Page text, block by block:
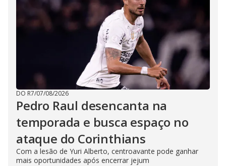
DO R7/07/08/2026
Pedro Raul desencanta na
temporada e busca espaço no
ataque do Corinthians
Com a lesão de Yuri Alberto, centroavante pode ganhar
mais oportunidades após encerrar jejum